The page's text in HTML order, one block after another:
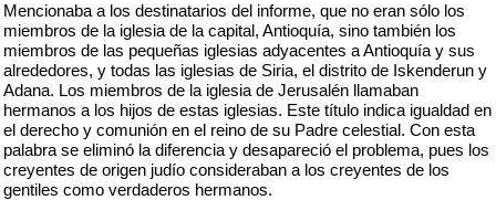
Mencionaba a los destinatarios del informe, que no eran sólo los
miembros de la iglesia de la capital, Antioquía, sino también los
miembros de las pequeñas iglesias adyacentes a Antioquía y sus
alrededores, y todas las iglesias de Siria, el distrito de Iskenderun y
Adana. Los miembros de la iglesia de Jerusalén llamaban
hermanos a los hijos de estas iglesias. Este título indica igualdad en
el derecho y comunión en el reino de su Padre celestial. Con esta
palabra se eliminó la diferencia y desapareció el problema, pues los
creyentes de origen judío consideraban a los creyentes de los
gentiles como verdaderos hermanos.